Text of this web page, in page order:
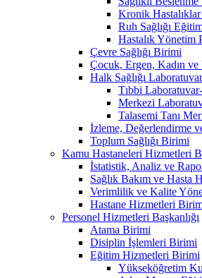
Kronik Hastalıklar
Ruh Sağlığı
Hastalık Yönetim
Çevre Sağlığı Birimi
Çocuk, Ergen, Kadın ve
Halk Sağlığı
Tıbbi
Merkezi
Talasemi Tanı
İzleme, Değerlendirme
Toplum Sağlığı Birimi
Kamu Hastaneleri Hizmetleri
İstatistik, Analiz ve
Sağlık Bakım ve Hasta
Verimlilik ve Kalite
Hastane Hizmetleri
Personel Hizmetleri Başkanlığı
Atama Birimi
Disiplin İşlemleri Birimi
Eğitim Hizmetleri Birimi
Yükseköğretim